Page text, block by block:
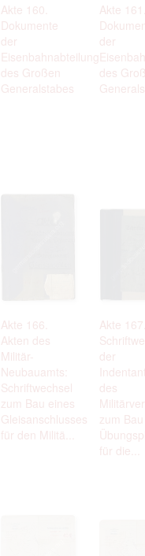
Akte 160.
Dokumente
der
Eisenbahnabteilung
des Großen
Generalstabes
Akte
der
des
Akte 166.
Akten des
Militär-
Neubauamts:
Schriftwechsel
zum Bau eines
Gleisanschlusses
für den Militä...
Akte
der
des
zum
für die...